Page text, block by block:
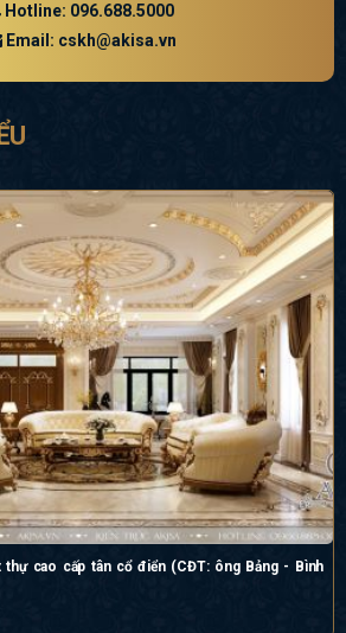
Hotline: 096.688.5000
Email: cskh@akisa.vn
thự cao cấp tân cổ điển (CĐT: ông Bảng - Bình